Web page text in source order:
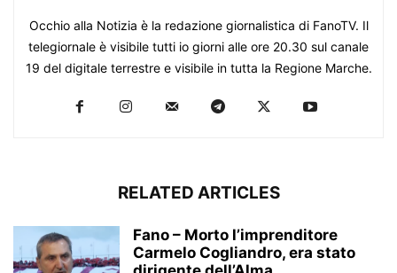
Occhio alla Notizia è la redazione giornalistica di FanoTV. Il
telegiornale è visibile tutti io giorni alle ore 20.30 sul canale
19 del digitale terrestre e visibile in tutta la Regione Marche.
RELATED ARTICLES
Fano – Morto l’imprenditore
Carmelo Cogliandro, era stato